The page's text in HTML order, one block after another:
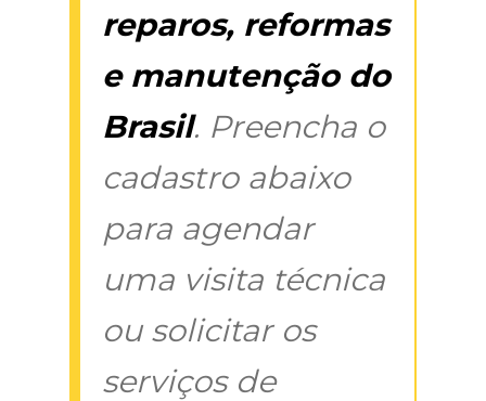
reparos, reformas
e manutenção do
Brasil. Preencha o
cadastro abaixo
para agendar
uma visita técnica
ou solicitar os
serviços de